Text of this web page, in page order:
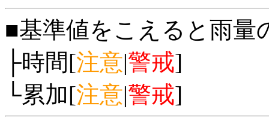
■基準値をこえると雨量
├時間[注意|警戒]
└累加[注意|警戒]